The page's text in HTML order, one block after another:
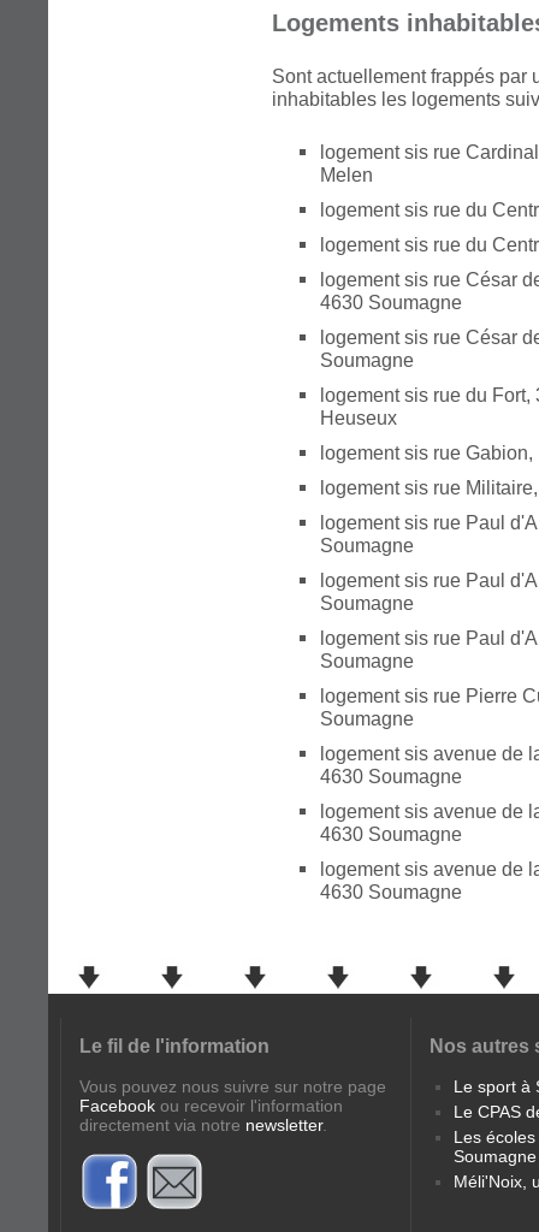
Logements
Sont actuellement frappés par
inhabitables les logements
logement sis rue
Melen
logement sis rue du
logement sis rue du
logement sis rue César
4630 Soumagne
logement sis rue César
Soumagne
logement sis rue du Fort,
Heuseux
logement sis rue
logement sis rue
logement sis rue Paul
Soumagne
logement sis rue Paul
Soumagne
logement sis rue Paul
Soumagne
logement sis rue Pierre
Soumagne
logement sis avenue de
4630 Soumagne
logement sis avenue de
4630 Soumagne
logement sis avenue de
4630 Soumagne
Le fil de l'information
Vous pouvez nous suivre sur notre page
Facebook ou recevoir l'information
directement via notre newsletter.
Nos autres
Le sport à
Le CPAS
Les
Soumagne
Méli'Noix,